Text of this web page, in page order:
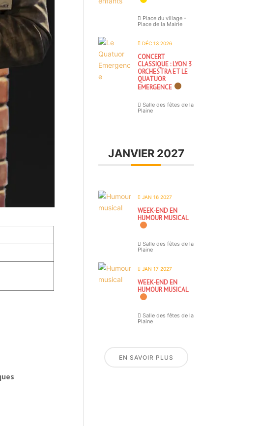
Place du village -
Place de la Mairie
DÉC 13 2026
CONCERT
CLASSIQUE : LYON 3
ORCHESTRA ET LE
QUATUOR
EMERGENCE
Salle des fêtes de la
Plaine
JANVIER 2027
JAN 16 2027
WEEK-END EN
HUMOUR MUSICAL
Salle des fêtes de la
Plaine
JAN 17 2027
WEEK-END EN
HUMOUR MUSICAL
Salle des fêtes de la
Plaine
EN SAVOIR PLUS